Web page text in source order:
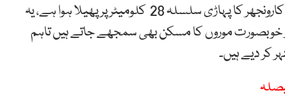
صحرائے تھر میں گرینائٹ کے قیمتی پتھروں پر مشتمل کارونجھر کا پہاڑی سلسلہ 28 کلومیٹر پر پھیلا ہوا ہے، یہ
خوبصورت موروں کا مسکن بھی سمجھے جاتے ہیں تاہم
کر دیے ہیں۔